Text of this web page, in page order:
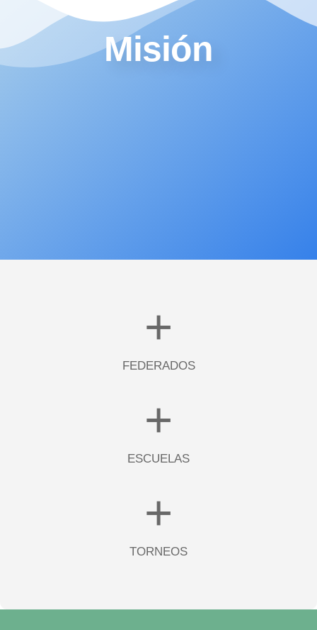
Misión
FEDERADOS
+
ESCUELAS
+
TORNEOS​
+